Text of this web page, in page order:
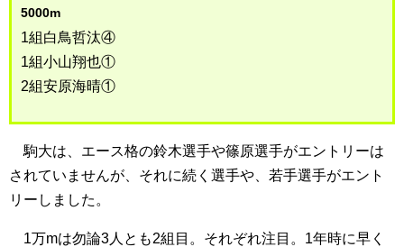
5000m
1組白鳥哲汰④
1組小山翔也①
2組安原海晴①
駒大は、エース格の鈴木選手や篠原選手がエントリーは
されていませんが、それに続く選手や、若手選手がエント
リーしました。
1万mは勿論3人とも2組目。それぞれ注目。1年時に早く